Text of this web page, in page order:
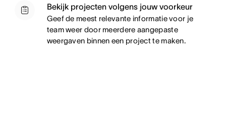
Bekijk projecten volgens jouw voorkeur
Geef de meest relevante informatie voor je
team weer door meerdere aangepaste
weergaven binnen een project te maken.